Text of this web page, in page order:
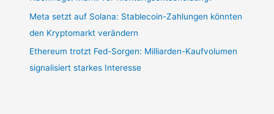
Meta setzt auf Solana: Stablecoin-Zahlungen könnten
den Kryptomarkt verändern
Ethereum trotzt Fed-Sorgen: Milliarden-Kaufvolumen
signalisiert starkes Interesse